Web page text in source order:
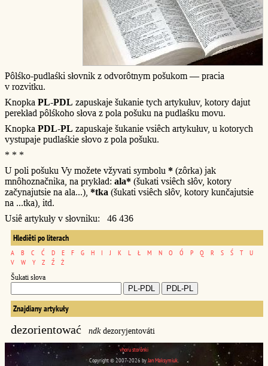
Pôlśko-pudlaśki słovnik z odvorôtnym pošukom — pracia
v rozvitku.
Knopka PL-PDL zapuskaje šukanie tych artykułuv, kotory dajut
perekład pôlśkoho słova z pola pošuku na pudlaśku movu.
Knopka PDL-PL zapuskaje šukanie vsiêch artykułuv, u kotorych
vystupaje pudlaśkie słovo z pola pošuku.
* * *
U poli pošuku Vy možete vžyvati symbolu * (zôrka) jak
mnôhoznačnika, na prykład: ala* (šukati vsiêch słôv, kotory
začynajutsie na ala...), *tka (šukati vsiêch słôv, kotory kunčajutsie
na ...tka), itd.
Usiê artykuły v słovniku: 46 436
Hlediêti po literach
A B C Ć D E F G H I J K L Ł M N O Ó P Q R S Ś T
U
V
W Y Z Ź Ż
Šukati słova
Znajdiany artykuły
dezorientować ndkdezoryjentováti
vhoru storônki
Copyright © 2007-2026 byJan Maksymiuk